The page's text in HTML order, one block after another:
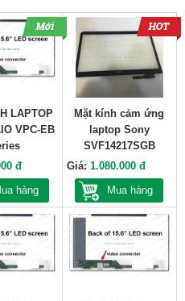
LAPTOP
VPC-EB
đ
hàng
Mặt kính cảm ứng
laptop Sony
SVF14217SGB
Giá: 1.080.000 đ
Mua hàng